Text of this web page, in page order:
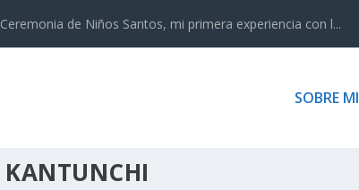
Ceremonia de Niños Santos, mi primera experiencia con l...
SOBRE MI
KANTUNCHI